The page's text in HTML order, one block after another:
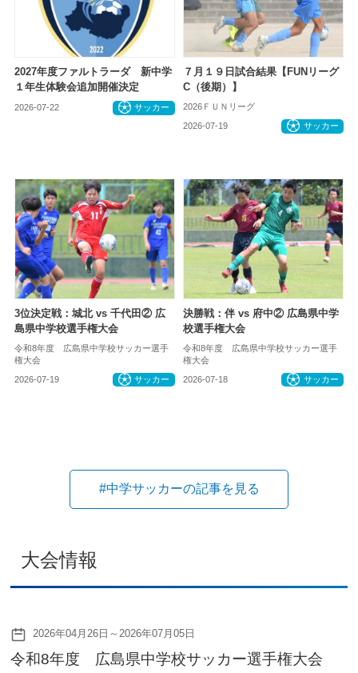
2027年度ファルトラーダ 新中学
１年生体験会追加開催決定
2026-07-22 サッカー
７月１９日試合結果【FUNリーグ
C（後期）】
2026ＦＵＮリーグ
2026-07-19 サッカー
3位決定戦：城北 vs 千代田② 広
島県中学校選手権大会
令和8年度 広島県中学校サッカー選手
権大会
2026-07-19 サッカー
決勝戦：伴 vs 府中② 広島県中学
校選手権大会
令和8年度 広島県中学校サッカー選手
権大会
2026-07-18 サッカー
#中学サッカーの記事を見る
大会情報
2026年04月26日～2026年07月05日
令和8年度 広島県中学校サッカー選手権大会